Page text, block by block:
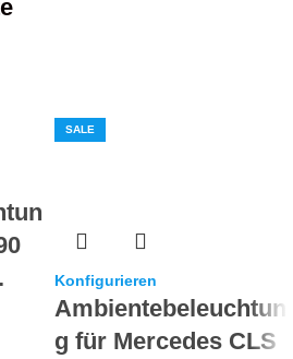
SALE
Konfigurieren
Ambientebeleuchtun
g für Mercedes CLS